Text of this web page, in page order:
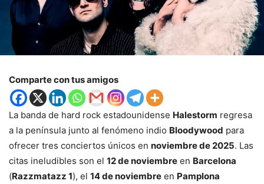
Comparte con tus amigos
La banda de hard rock estadounidense Halestorm regresa
a la península junto al fenómeno indio Bloodywood para
ofrecer tres conciertos únicos en noviembre de 2025. Las
citas ineludibles son el 12 de noviembre en Barcelona
(Razzmatazz 1), el 14 de noviembre en Pamplona